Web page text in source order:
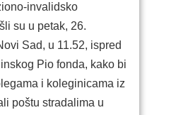
invalidsko
su u petak, 26.
Sad, u 11.52, ispred
Pio fonda, kako bi
i koleginicama iz
poštu stradalima u